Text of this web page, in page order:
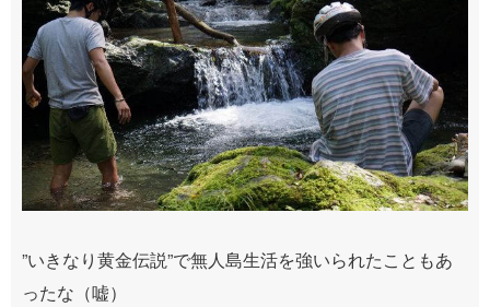
”いきなり黄金伝説”で無人島生活を強いられたこともあ
ったな（嘘）